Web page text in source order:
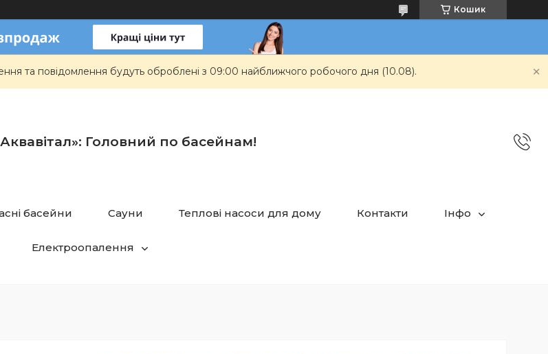
Кошик
та повідомлення будуть оброблені з 09:00 найближчого робочого дня (10.08).
Головний по басейнам!
басейни Сауни Теплові насоси для дому Контакти Інфо
Електроопалення